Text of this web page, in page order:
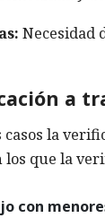
Necesidad
a
la
los que la
con